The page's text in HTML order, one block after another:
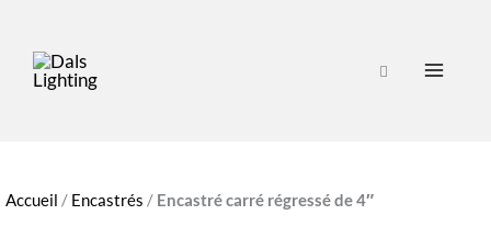
Accueil / Encastrés / Encastré carré régressé de 4″